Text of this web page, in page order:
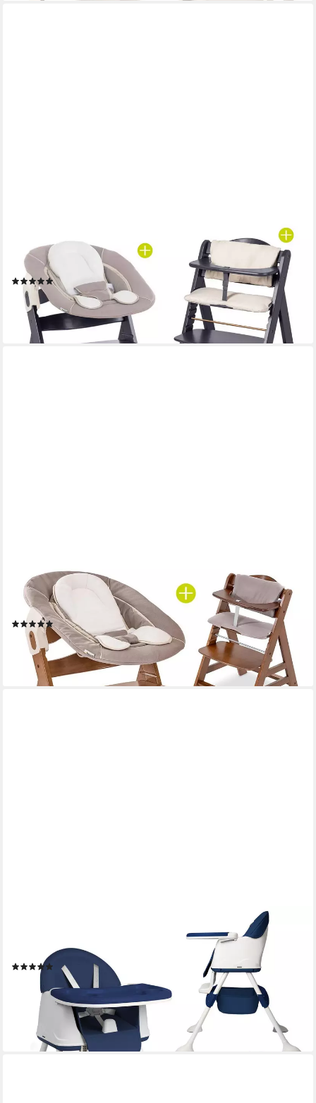
Hochstuhl Beta Plus Dark Grey - Newborn Set, Babystuhl ab
Geburt inkl. Aufsatz für Neugeborene, Tisch, Sitzauflage
(1)
189,90 € UVP229,80 €
-17%
lieferbar - in 3-4 Werktagen bei dir
HAUCK
Hochstuhl Alpha Plus Walnut Newborn Set (Set, 4 St), Holz
Babystuhl ab Geburt inkl. Aufsatz für Neugeborene & Sitzauflage
(1)
179,90 € UVP209,70 €
-14%
lieferbar - in 3-4 Werktagen bei dir
Tischsitz Kindertischsitz Klappbarer 3in1, Multifunktionaler
Verstellbar
(5)
UVP101,98 €
lieferbar - in 4-5 Werktagen bei dir